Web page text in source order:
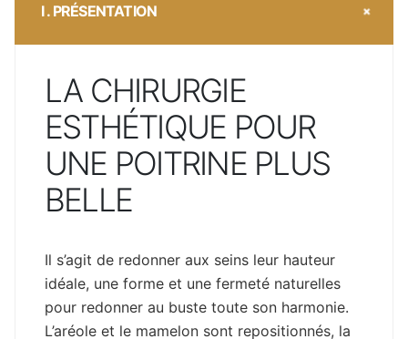
I . PRÉSENTATION
LA CHIRURGIE
ESTHÉTIQUE POUR
UNE POITRINE PLUS
BELLE
Il s’agit de redonner aux seins leur hauteur
idéale, une forme et une fermeté naturelles
pour redonner au buste toute son harmonie.
L’aréole et le mamelon sont repositionnés, la